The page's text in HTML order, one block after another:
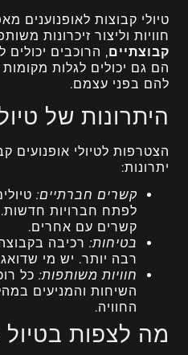
טיולי קבוצות לאופנוענים
חוויות וליצור זיכרונות
קבוצתיים, הרוכבים
הם גם יכולים לגלות מקומות
להם בפני עצמם.
היתרונות של
הצטרפות לטיולי אופנועים
יתרונות:
קשרים חברתיים:
לפתח חברויות
קשרים עם אחרים.
בטיחות: רכיבה
רבה יותר. יש מי
חוויות משותפות: כל
השיחות והמניעים
החוויה.
מה לצפות בטיול